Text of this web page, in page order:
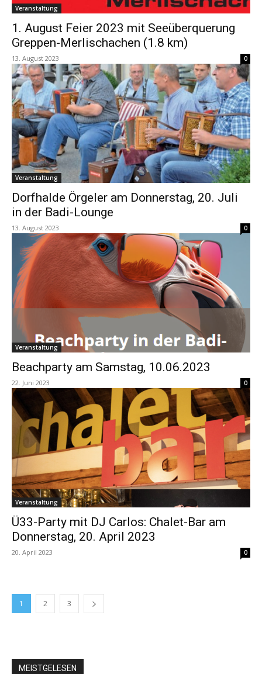
Veranstaltung
1. August Feier 2023 mit Seeüberquerung
Greppen-Merlischachen (1.8 km)
13. August 2023 0
Veranstaltung
Dorfhalde Örgeler am Donnerstag, 20. Juli
in der Badi-Lounge
13. August 2023 0
Veranstaltung
Beachparty am Samstag, 10.06.2023
22. Juni 2023 0
Veranstaltung
Ü33-Party mit DJ Carlos: Chalet-Bar am
Donnerstag, 20. April 2023
20. April 2023 0
1 2 3
MEISTGELESEN